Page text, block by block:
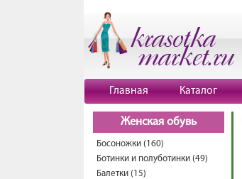
Главная Каталог
Женская обувь
Босоножки (160)
Ботинки и полуботинки (49)
Балетки (15)